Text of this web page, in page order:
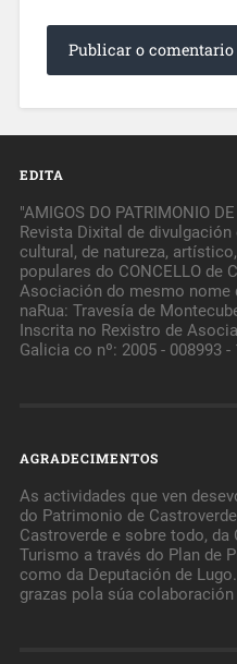
EDITA
"AMIGOS DO PATRIMONIO
Revista Dixital de
cultural, de natureza,
populares do CONCELLO de
Asociación do mesmo nome
naRua: Travesía de
Inscrita no Rexistro de
Galicia co nº: 2005 - 008993
AGRADECIMENTOS
As actividades que ven
do Patrimonio de
Castroverde e sobre todo,
Turismo a través do Plan de
como da Deputación de
grazas pola súa colaboración